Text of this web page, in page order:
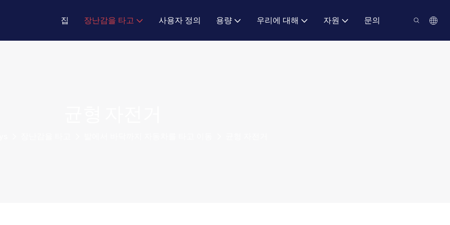
집 장난감을 타고 사용자 정의 용량 우리에 대해 자원 문의